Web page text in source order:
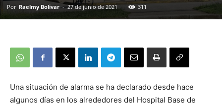
Por Raelmy Bolivar - 27 de junio de 2021 311
Una situación de alarma se ha declarado desde hace
algunos días en los alrededores del Hospital Base de